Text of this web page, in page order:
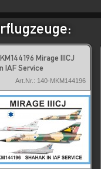
Mirage IIICJ
IAF Service
Art.Nr.: 140-MKM144196